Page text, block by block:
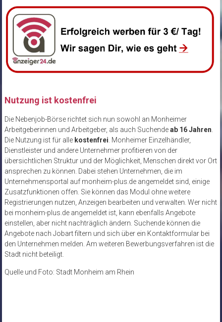
Nutzung ist kostenfrei
Die Nebenjob-Börse richtet sich nun sowohl an Monheimer
Arbeitgeberinnen und Arbeitgeber, als auch Suchendeab 16 Jahren
Die Nutzung ist für alle kostenfrei . Monheimer Einzelhändler,
Dienstleister und andere Unternehmer profitieren von der
übersichtlichen Struktur und der Möglichkeit, Menschen direkt vor Ort
ansprechen zu können. Dabei stehen Unternehmen, die im
Unternehmensportal auf monheim-plus.de angemeldet sind, einige
Zusatzfunktionen offen. Sie können das Modul ohne weitere
Registrierungen nutzen, Anzeigen bearbeiten und verwalten. Wer nicht
bei monheim-plus.de angemeldet ist, kann ebenfalls Angebote
einstellen, aber nicht nachträglich ändern. Suchende können die
Angebote nach Jobart filtern und sich über ein Kontaktformular bei
den Unternehmen melden. Am weiteren Bewerbungsverfahren ist die
Stadt nicht beteiligt.
Quelle und Foto: Stadt Monheim am Rhein